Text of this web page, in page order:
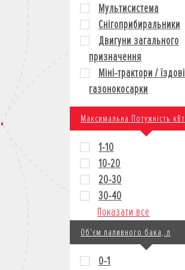
Мультисистема
Снігоприбиральники
Двигуни загального
призначення
Міні-трактори / їздові
газонокосарки
Максимальна Потужність кВт
1-10
10-20
20-30
30-40
Показати все
Об'єм паливного бака, л
0-1